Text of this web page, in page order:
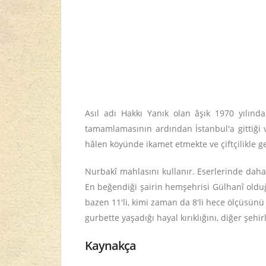
Asıl adı Hakkı Yanık olan âşık 1970
tamamlamasının ardından İstanbul'a
hâlen köyünde ikamet etmekte ve çiftçilikle
Nurbakî mahlasını kullanır. Eserlerinde
En beğendiği şairin hemşehrisi Gülhanî
bazen 11'li, kimi zaman da 8'li hece
gurbette yaşadığı hayal kırıklığını, diğer
Kaynakça